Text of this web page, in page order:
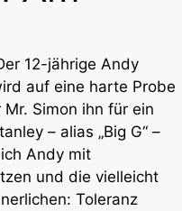
12-jährige Andy
auf eine harte Probe
Simon ihn für ein
– alias „Big G“ –
Andy mit
und die vielleicht
Toleranz